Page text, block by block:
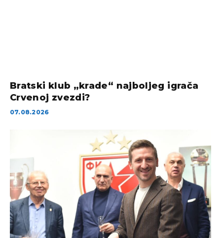
Bratski klub „krade“ najboljeg igrača
Crvenoj zvezdi?
07.08.2026